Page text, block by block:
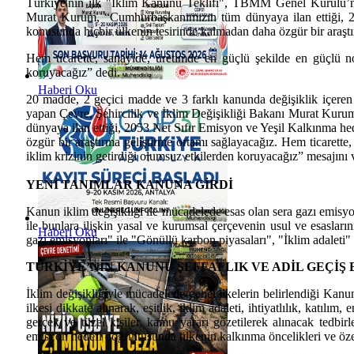
Haberi Oku
Haberi Oku
Murat Kurum, “Cumhurbaşkanımızın tüm dünyaya ilan
konusunda hiçbir ülkenin tesirinde kalmadan daha özgür bir
Hem ticarette, sanayide, üretimde en güçlü şekilde en güçlü
koruyacağız” dedi.
20 madde, 2 geçici madde ve 3 farklı kanunda değişiklik
yapan Çevre, Şehircilik ve İklim Değişikliği Bakanı Murat
dünyaya ilan ettiği, 2053 Net Sıfır Emisyon ve Yeşil Kalkınma
özgür bir araştırma geliştirme ortamı sağlayacağız. Hem
iklim krizinin getirdiği olumsuz etkilerden koruyacağız” mesajını
YENİ TANIMLAR KANUNA GİRDİ
Kanun iklim değişikliği ile mücadelede esas olan sera gazı
ile bunlara ilişkin yasal ve kurumsal çerçevenin usul ve
gazı emisyonları" ile "Gönüllü karbon piyasaları", "İklim adaleti"
TÜRKİYE’NİN KANUNU ŞEFFAFLIK VE ADİL GEÇİŞ
İklim değişikliğiyle mücadelede genel ilkelerin belirlendiği
ilkesi dikkate alınarak, eşitlik, iklim adaleti, ihtiyatlılık, katılım,
gerçek ve tüzel kişiler, kamu yararı gözetilerek alınacak
emisyon hedefi doğrultusunda ülkenin kalkınma öncelikleri ve